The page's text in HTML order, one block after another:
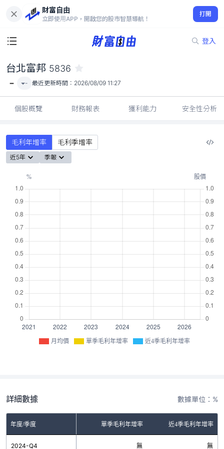
財富自由
立即使用APP，開啟您的股市智慧導航！
打開
登入
-
台北富邦 5836
- - 最近更新時間： 2026/08/09 11:27
個股概覽 財務報表 獲利能力 安全性分析
毛利年增率 毛利季增率
近5年 季報
月均價 單季毛利年增率 近4季毛利年增率
詳細數據 數據單位：%
年度/季度 單季毛利年增率 近4季毛利年增率
2024-Q4 無 無